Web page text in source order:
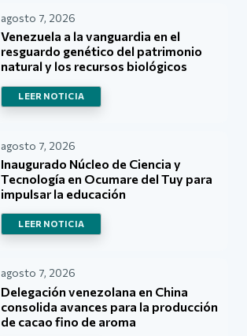
agosto 7, 2026
Venezuela a la vanguardia en el
resguardo genético del patrimonio
natural y los recursos biológicos
LEER NOTICIA
agosto 7, 2026
Inaugurado Núcleo de Ciencia y
Tecnología en Ocumare del Tuy para
impulsar la educación
LEER NOTICIA
agosto 7, 2026
Delegación venezolana en China
consolida avances para la producción
de cacao fino de aroma